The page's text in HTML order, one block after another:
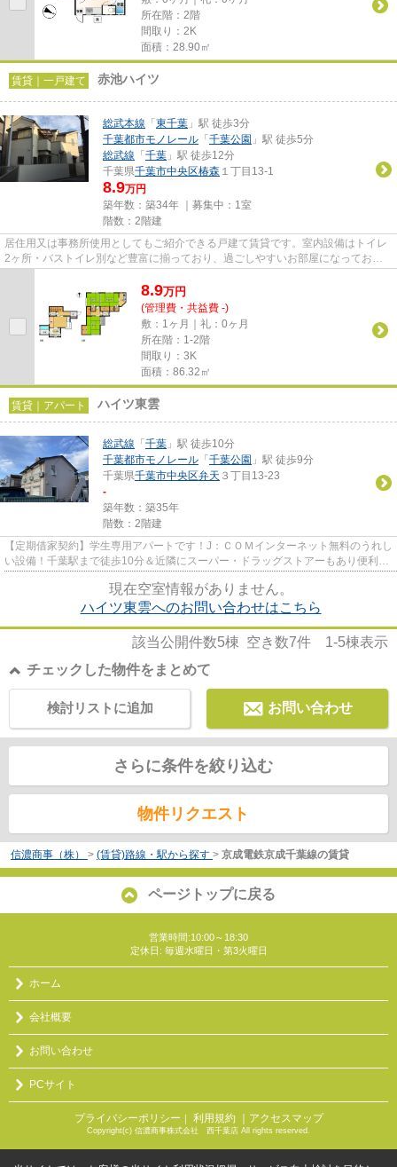
所在階：2階
間取り：2K
面積：28.90㎡
賃貸｜一戸建て 赤池ハイツ
総武本線 「 東千葉 」駅 徒歩3分
千葉都市モノレール 「 千葉公園 」駅 徒歩5分
総武線 「 千葉 」駅 徒歩12分
千葉県千葉市中央区椿森 １丁目13-1
8.9万円
築年数：築34年 ｜募集中： 1室
階数：2階建
居住用又は事務所使用としてもご紹介できる戸建て賃貸です。室内設備はトイレ
2ヶ所・バストイレ別など豊富に揃っており、過ごしやすいお部屋になっており
8.9万円
(管理費・共益費 -)
敷：1ヶ月｜礼：0ヶ月
所在階：1-2階
間取り：3K
面積：86.32㎡
賃貸｜アパート ハイツ東雲
総武線 「 千葉 」駅 徒歩10分
千葉都市モノレール 「 千葉公園 」駅 徒歩9分
千葉県千葉市中央区弁天 ３丁目13-23
-
築年数：築35年
階数：2階建
【定期借家契約】学生専用アパートです！J：ＣＯＭインターネット無料のうれし
い設備！千葉駅まで徒歩10分＆近隣にスーパー・ドラッグストアーもあり便利で
現在空室情報がありません。
ハイツ東雲へのお問い合わせはこちら
該当公開件数5棟 空き数7件 1-5棟表示
チェックした物件をまとめて
お問い合わせ
検討リストに追加
さらに条件を絞り込む
物件リクエスト
信濃商事（株） > (賃貸)路線・駅から探す > 京成電鉄京成千葉線の賃貸
ページトップに戻る
営業時間:10:00～18:30
定休日: 毎週水曜日・第3火曜日
ホーム
会社概要
お問い合わせ
PCサイト
プライバシーポリシー ｜ 利用規約 ｜アクセスマップ
Copyright(c) 信濃商事株式会社 西千葉店 All rights reserved.